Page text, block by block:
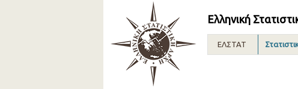
Ελληνική
ΕΛΣΤΑΤ